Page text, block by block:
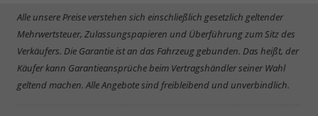
Alle unsere Preise verstehen sich einschließlich gesetzlich geltender
Mehrwertsteuer, Zulassungspapieren und Überführung zum Sitz des
Verkäufers. Die Garantie ist an das Fahrzeug gebunden. Das heißt, der
Käufer kann Garantieansprüche beim Vertragshändler seiner Wahl
geltend machen. Alle Angebote sind freibleibend und unverbindlich.